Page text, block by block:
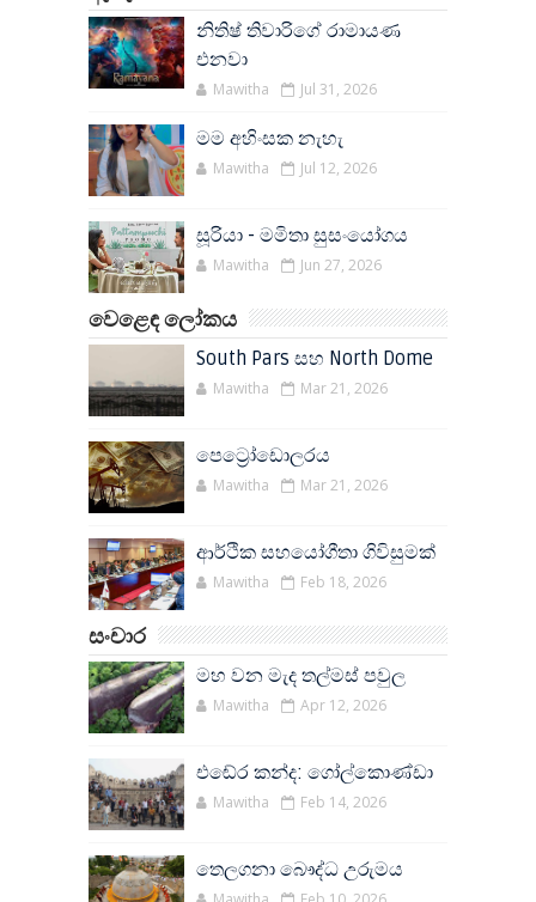
නිතිෂ් තිවාරිගේ රාමායණ
එනවා
Mawitha Jul 31, 2026
මම අහිංසක නැහැ
Mawitha Jul 12, 2026
සූරියා - මමිතා සුසංයෝගය
Mawitha Jun 27, 2026
වෙළෙඳ ලෝකය
South Pars සහ North Dome
Mawitha Mar 21, 2026
පෙට්‍රෝඩොලරය
Mawitha Mar 21, 2026
ආර්ථික සහයෝගීතා ගිවිසුමක්
Mawitha Feb 18, 2026
සංචාර
මහ වන මැද තල්මස් පවුල
Mawitha Apr 12, 2026
එඬේර කන්ද: ගෝල්කොණ්ඩා
Mawitha Feb 14, 2026
තෙලගනා බෞද්ධ උරුමය